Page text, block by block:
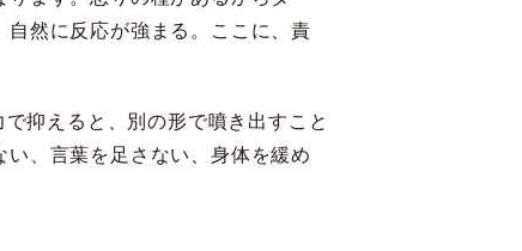
然に反応が強まる。ここに、責
抑えると、別の形で噴き出すこと
、言葉を足さない、身体を緩め